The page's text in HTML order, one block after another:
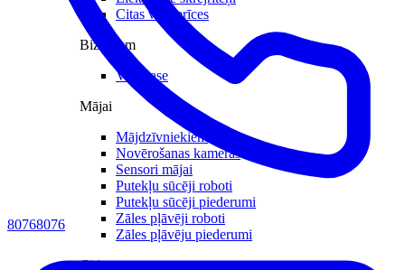
Citas viedierīces
Biznesam
Viedkase
Mājai
Mājdzīvniekiem
Novērošanas kameras
Sensori mājai
Putekļu sūcēji roboti
Putekļu sūcēji piederumi
Zāles pļāvēji roboti
Zāles pļāvēju piederumi
Citi
80768076